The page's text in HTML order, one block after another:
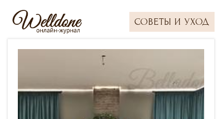
СОВЕТЫ И УХОД